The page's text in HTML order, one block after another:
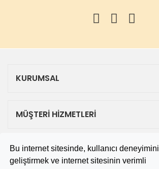
Bu internet sitesinde, kullanıcı deneyimini
geliştirmek ve internet sitesinin verimli
KURUMSAL
MÜŞTERİ HİZMETLERİ
ALIŞVERİŞ